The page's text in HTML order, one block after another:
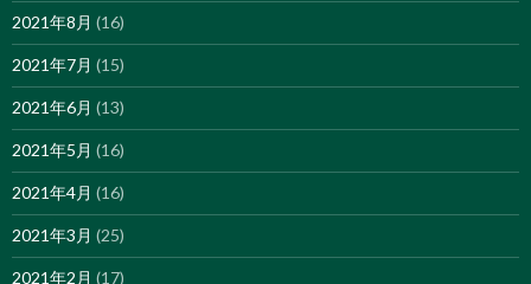
2021年8月 (16)
2021年7月 (15)
2021年6月 (13)
2021年5月 (16)
2021年4月 (16)
2021年3月 (25)
2021年2月 (17)